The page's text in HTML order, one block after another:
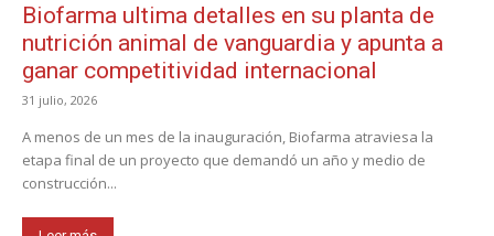
Biofarma ultima detalles en su planta de
nutrición animal de vanguardia y apunta a
ganar competitividad internacional
31 julio, 2026
A menos de un mes de la inauguración, Biofarma atraviesa la
etapa final de un proyecto que demandó un año y medio de
construcción...